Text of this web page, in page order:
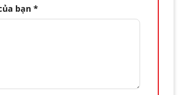
bạn *